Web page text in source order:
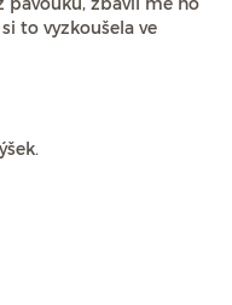
to vyzkoušela ve